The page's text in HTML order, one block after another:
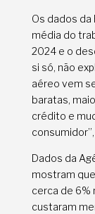
Os dados da
média do
2024 e o
si só, não
aéreo vem
baratas,
crédito e
Dados da
mostram
cerca de 6%
custaram